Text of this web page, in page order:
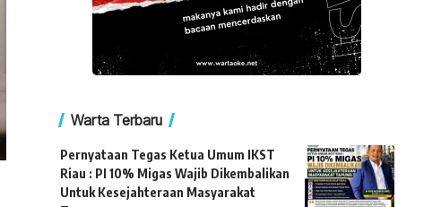
Warta Terbaru
Pernyataan Tegas Ketua Umum IKST
Riau : PI 10% Migas Wajib Dikembalikan
Untuk Kesejahteraan Masyarakat